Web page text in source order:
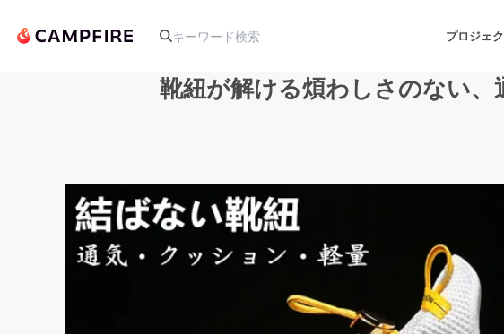
プロジェ
アート・写真
テクノロジー・ガジェット ゲーム・サー
書籍・雑誌出版
靴紐が解ける煩わしさのない